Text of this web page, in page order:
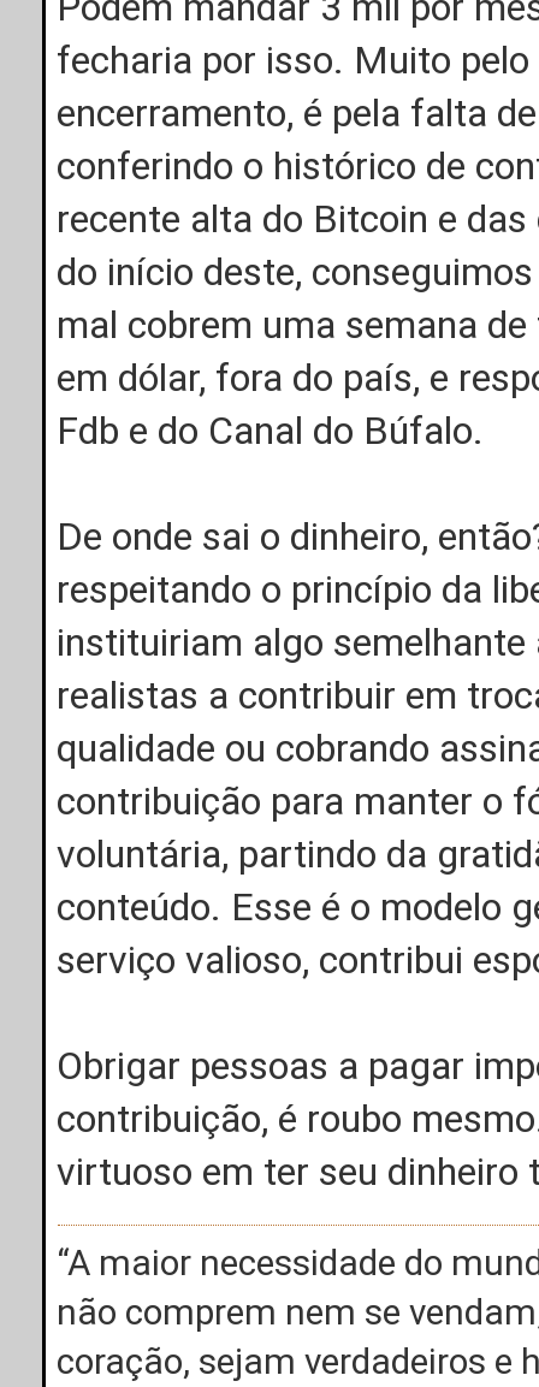
fecharia por isso. Muito
encerramento, é pela falta
conferindo o histórico de
recente alta do Bitcoin e
do início deste,
mal cobrem uma semana
em dólar, fora do país, e
Fdb e do Canal do Búfalo.
De onde sai o dinheiro,
respeitando o princípio da
instituiriam algo semelhante
realistas a contribuir em
qualidade ou cobrando
contribuição para manter o
voluntária, partindo da
conteúdo. Esse é o modelo
serviço valioso, contribui
Obrigar pessoas a pagar
contribuição, é roubo
virtuoso em ter seu
“A maior necessidade do
não comprem nem se
coração, sejam verdadeiros e